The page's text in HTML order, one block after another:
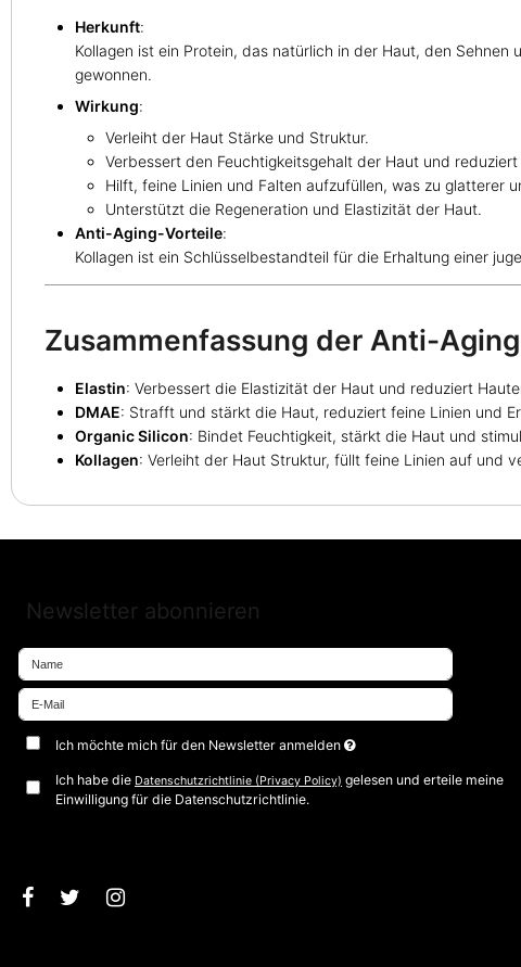
Herkunft:
Kollagen ist ein Protein, das natürlich in der Haut, den
gewonnen.
Wirkung:
Verleiht der Haut Stärke und Struktur.
Verbessert den Feuchtigkeitsgehalt der Haut und reduziert
Hilft, feine Linien und Falten aufzufüllen, was zu glatterer
Unterstützt die Regeneration und Elastizität der Haut.
Anti-Aging-Vorteile:
Kollagen ist ein Schlüsselbestandteil für die Erhaltung einer
Zusammenfassung der Anti-
Elastin: Verbessert die Elastizität der Haut und reduziert
DMAE: Strafft und stärkt die Haut, reduziert feine Linien und
Organic Silicon: Bindet Feuchtigkeit, stärkt die Haut und
Kollagen: Verleiht der Haut Struktur, füllt feine Linien auf und
Newsletter abonnieren
Ich möchte mich für den Newsletter anmelden
Ich habe die Datenschutzrichtlinie (Privacy Policy) gelesen und erteile meine
Einwilligung für die Datenschutzrichtlinie.